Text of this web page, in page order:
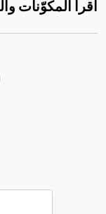
اقرأ المكوّنات